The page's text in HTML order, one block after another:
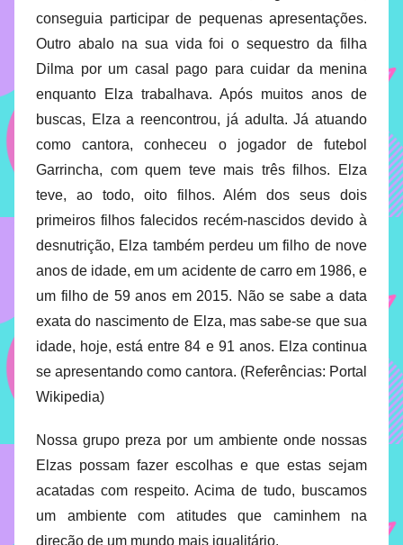
conseguia participar de pequenas apresentações.
Outro abalo na sua vida foi o sequestro da filha
Dilma por um casal pago para cuidar da menina
enquanto Elza trabalhava. Após muitos anos de
buscas, Elza a reencontrou, já adulta. Já atuando
como cantora, conheceu o jogador de futebol
Garrincha, com quem teve mais três filhos. Elza
teve, ao todo, oito filhos. Além dos seus dois
primeiros filhos falecidos recém-nascidos devido à
desnutrição, Elza também perdeu um filho de nove
anos de idade, em um acidente de carro em 1986, e
um filho de 59 anos em 2015. Não se sabe a data
exata do nascimento de Elza, mas sabe-se que sua
idade, hoje, está entre 84 e 91 anos. Elza continua
se apresentando como cantora. (Referências: Portal
Wikipedia)
Nossa grupo preza por um ambiente onde nossas
Elzas possam fazer escolhas e que estas sejam
acatadas com respeito. Acima de tudo, buscamos
um ambiente com atitudes que caminhem na
direção de um mundo mais igualitário.